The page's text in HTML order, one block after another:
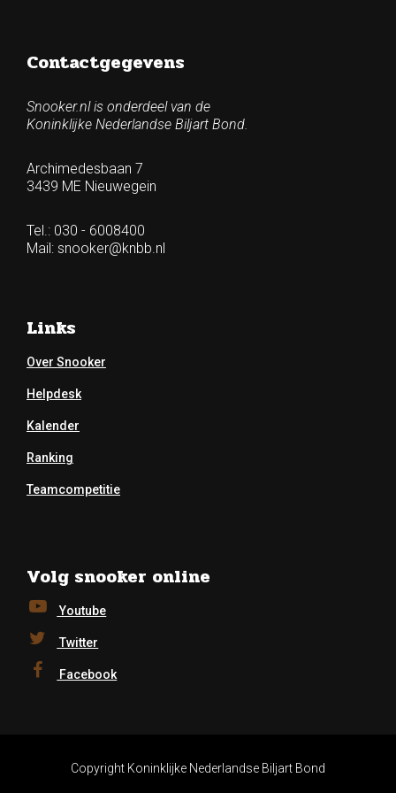
Contactgegevens
Snooker.nl is onderdeel van de
Koninklijke Nederlandse Biljart Bond.
Archimedesbaan 7
3439 ME Nieuwegein
Tel.: 030 - 6008400
Mail: snooker@knbb.nl
Links
Over Snooker
Helpdesk
Kalender
Ranking
Teamcompetitie
Volg snooker online
Youtube
Twitter
Facebook
Copyright Koninklijke Nederlandse Biljart Bond